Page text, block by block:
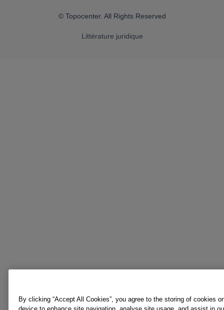
© Topocenter. All Rights Reserved
Littérature juridique
By clicking “Accept All Cookies”, you agree to the storing of cookies